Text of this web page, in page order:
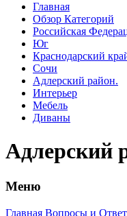
Главная
Обзор Категорий
Российская
Юг
Краснодарский
Сочи
Адлерский район.
Интерьер
Мебель
Диваны
Адлерский
Меню
Главная Вопросы и